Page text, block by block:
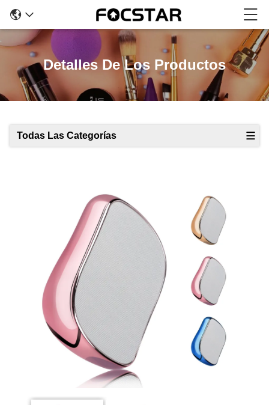
Detalles De Los Productos
Todas Las Categorías